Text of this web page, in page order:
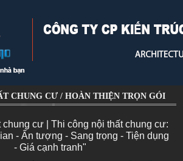
CHUNG CƯ / HOÀN THIỆN TRỌN GÓI
chung cư | Thi công nội thất chung cư:
- Ấn tượng - Sang trọng - Tiện dụng
- Giá cạnh tranh"